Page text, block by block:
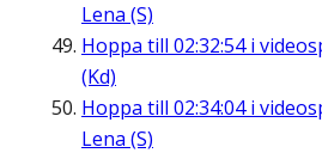
Lena (S)
Hoppa till 02:32:54i
(Kd)
Hoppa till 02:34:04i
Lena (S)